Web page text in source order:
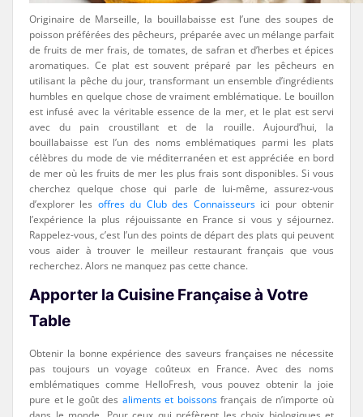
Originaire de Marseille, la bouillabaisse est l’une des soupes de
poisson préférées des pêcheurs, préparée avec un mélange parfait
de fruits de mer frais, de tomates, de safran et d’herbes et épices
aromatiques. Ce plat est souvent préparé par les pêcheurs en
utilisant la pêche du jour, transformant un ensemble d’ingrédients
humbles en quelque chose de vraiment emblématique. Le bouillon
est infusé avec la véritable essence de la mer, et le plat est servi
avec du pain croustillant et de la rouille. Aujourd’hui, la
bouillabaisse est l’un des noms emblématiques parmi les plats
célèbres du mode de vie méditerranéen et est appréciée en bord
de mer où les fruits de mer les plus frais sont disponibles. Si vous
cherchez quelque chose qui parle de lui-même, assurez-vous
d’explorer les offres du Club des Connaisseursici pour obtenir
l’expérience la plus réjouissante en France si vous y séjournez.
Rappelez-vous, c’est l’un des points de départ des plats qui peuvent
vous aider à trouver le meilleur restaurant français que vous
recherchez. Alors ne manquez pas cette chance.
Apporter la Cuisine Française à Votre
Table
Obtenir la bonne expérience des saveurs françaises ne nécessite
pas toujours un voyage coûteux en France. Avec des noms
emblématiques comme HelloFresh, vous pouvez obtenir la joie
pure et le goût des aliments et boissonsfrançais de n’importe où